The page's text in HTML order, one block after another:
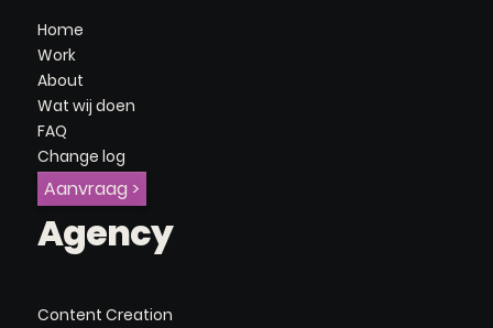
Home
Work
About
Wat wij doen
FAQ
Change log
Aanvraag >
Agency
Content Creation